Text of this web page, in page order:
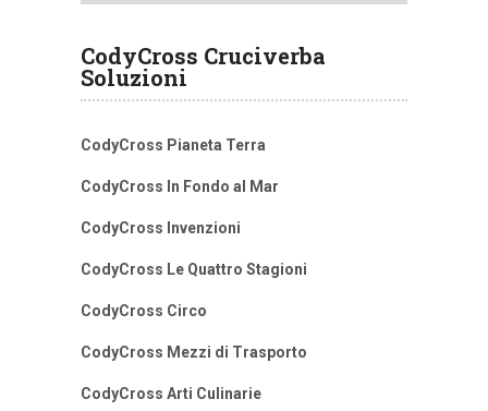
CodyCross Cruciverba
Soluzioni
CodyCross Pianeta Terra
CodyCross In Fondo al Mar
CodyCross Invenzioni
CodyCross Le Quattro Stagioni
CodyCross Circo
CodyCross Mezzi di Trasporto
CodyCross Arti Culinarie